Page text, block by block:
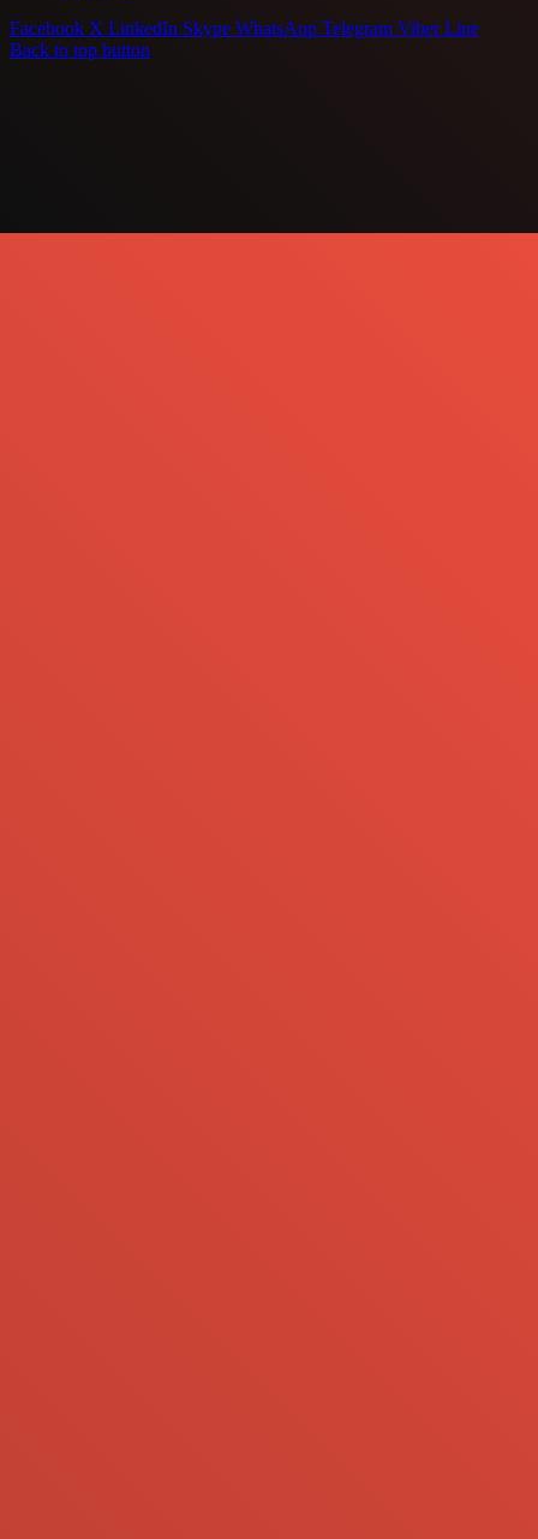
Facebook X LinkedIn Skype WhatsApp Telegram Viber Line
Back to top button